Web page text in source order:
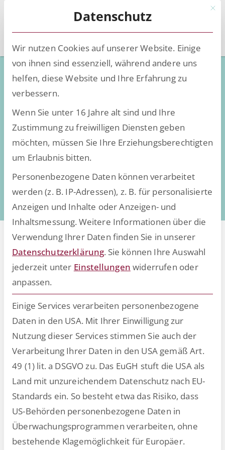
ESCRIBA veröffentlicht Studie
zur KI-Nutzung am Arbeitsplatz
Laut repräsentativer Umfrage
nutzt fast jede zweite Person mit
Schreibtischarbeitsplatz
inoffizielle KI-Tools. Was bedeutet
das für Unternehmen?
Startseite »News»Wissen & Trends»ESCRIBA
veröffentlicht Studie zur KI-Nutzung am Arbeitsplatz
Mit
Datenschutz
Wir nutzen Cookies auf unserer Website. Einige
von ihnen sind essenziell, während andere uns
helfen, diese Website und Ihre Erfahrung zu
verbessern.
Wenn Sie unter 16 Jahre alt sind und Ihre
Zustimmung zu freiwilligen Diensten geben
möchten, müssen Sie Ihre Erziehungsberechtigten
um Erlaubnis bitten.
Personenbezogene Daten können verarbeitet
werden (z. B. IP-Adressen), z. B. für personalisierte
Anzeigen und Inhalte oder Anzeigen- und
Inhaltsmessung. Weitere Informationen über die
Verwendung Ihrer Daten finden Sie in unserer
Datenschutzerklärung. Sie können Ihre Auswahl
jederzeit unter Einstellungen widerrufen oder
anpassen.
Einige Services verarbeiten personenbezogene
Daten in den USA. Mit Ihrer Einwilligung zur
Nutzung dieser Services stimmen Sie auch der
Verarbeitung Ihrer Daten in den USA gemäß Art.
49 (1) lit. a DSGVO zu. Das EuGH stuft die USA als
Land mit unzureichendem Datenschutz nach EU-
Standards ein. So besteht etwa das Risiko, dass
US-Behörden personenbezogene Daten in
Überwachungsprogrammen verarbeiten, ohne
bestehende Klagemöglichkeit für Europäer.